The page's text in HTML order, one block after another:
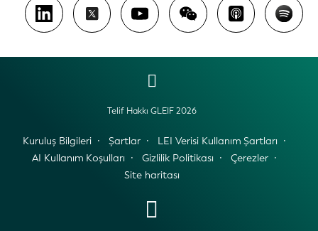
Telif Hakkı GLEIF 2026
Kuruluş Bilgileri Şartlar
LEI Verisi Kullanım Şartları
AI Kullanım Koşulları
Gizlilik Politikası
Çerezler
Site haritası